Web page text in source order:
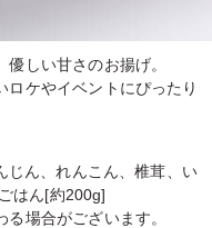
しい甘さのお揚げ。
ケやイベントにぴったり
じん、れんこん、椎茸、い
はん[約200g]
場合がございます。